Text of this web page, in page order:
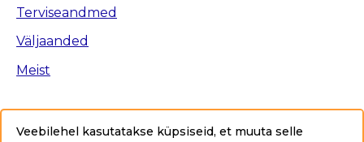
Terviseandmed
Väljaanded
Meist
Veebilehel kasutatakse küpsiseid, et muuta selle